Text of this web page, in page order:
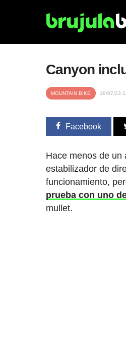
Canyon
MOUNTAIN BIKE 18/07/23
Facebook
Hace menos de
estabilizador de
funcionamiento,
prueba con uno
mullet.